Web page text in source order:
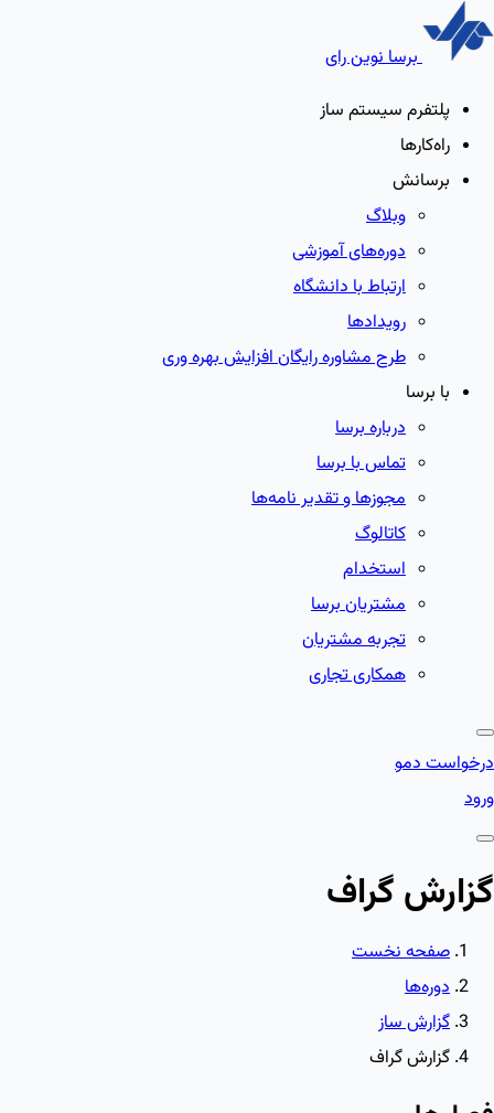
برسا نوین رای
پلتفرم سیستم ساز
راه‌کارها
برسانش
وبلاگ
دوره‌های آموزشی
ارتباط با دانشگاه
رویدادها
طرح مشاوره رایگان افزایش بهره وری
با برسا
درباره برسا
تماس با برسا
مجوزها و تقدیر نامه‌ها
کاتالوگ
استخدام
مشتریان برسا
تجربه مشتریان
همکاری تجاری
درخواست دمو
ورود
گزارش گراف
صفحه نخست
دوره‌ها
گزارش ساز
گزارش گراف